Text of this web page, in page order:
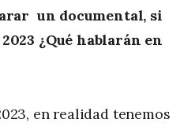
un documental, si
¿Qué hablarán en
en realidad tenemos